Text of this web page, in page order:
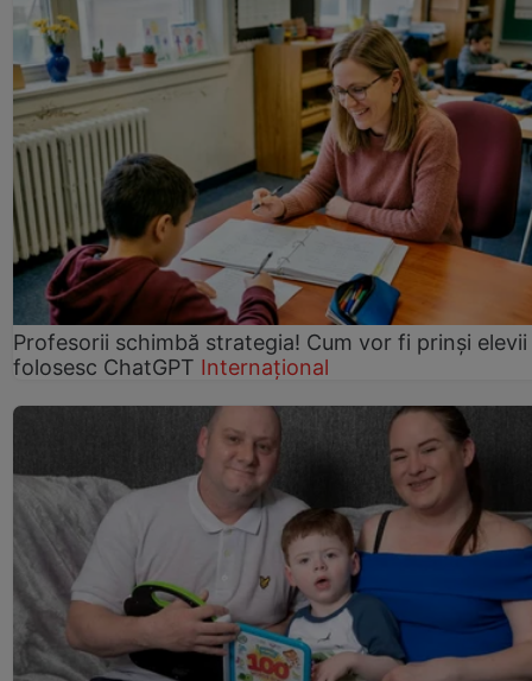
Profesorii schimbă strategia! Cum vor fi prinși elevii
folosesc ChatGPT Internațional